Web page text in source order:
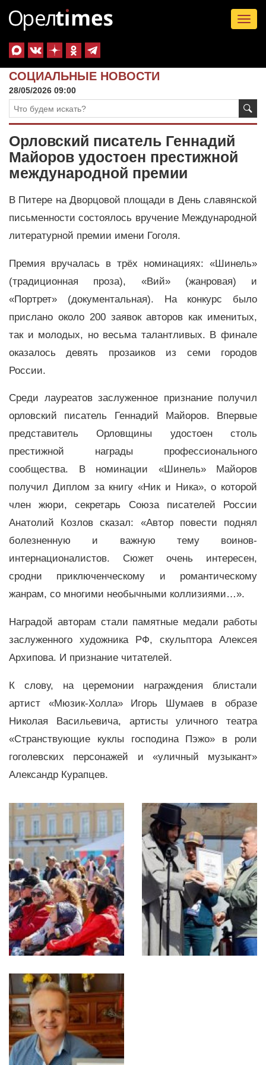
СОЦИАЛЬНЫЕ НОВОСТИ
28/05/2026 09:00
Орловский писатель Геннадий
Майоров удостоен престижной
международной премии
В Питере на Дворцовой площади в День славянской
письменности состоялось вручение Международной
литературной премии имени Гоголя.
Премия вручалась в трёх номинациях: «Шинель»
(традиционная проза), «Вий» (жанровая) и
«Портрет» (документальная). На конкурс было
прислано около 200 заявок авторов как именитых,
так и молодых, но весьма талантливых. В финале
оказалось девять прозаиков из семи городов
России.
Среди лауреатов заслуженное признание получил
орловский писатель Геннадий Майоров. Впервые
представитель Орловщины удостоен столь
престижной награды профессионального
сообщества. В номинации «Шинель» Майоров
получил Диплом за книгу «Ник и Ника», о которой
член жюри, секретарь Союза писателей России
Анатолий Козлов сказал: «Автор повести поднял
болезненную и важную тему воинов-
интернационалистов. Сюжет очень интересен,
сродни приключенческому и романтическому
жанрам, со многими необычными коллизиями…».
Наградой авторам стали памятные медали работы
заслуженного художника РФ, скульптора Алексея
Архипова. И признание читателей.
К слову, на церемонии награждения блистали
артист «Мюзик-Холла» Игорь Шумаев в образе
Николая Васильевича, артисты уличного театра
«Странствующие куклы господина Пэжо» в роли
гоголевских персонажей и «уличный музыкант»
Александр Курапцев.